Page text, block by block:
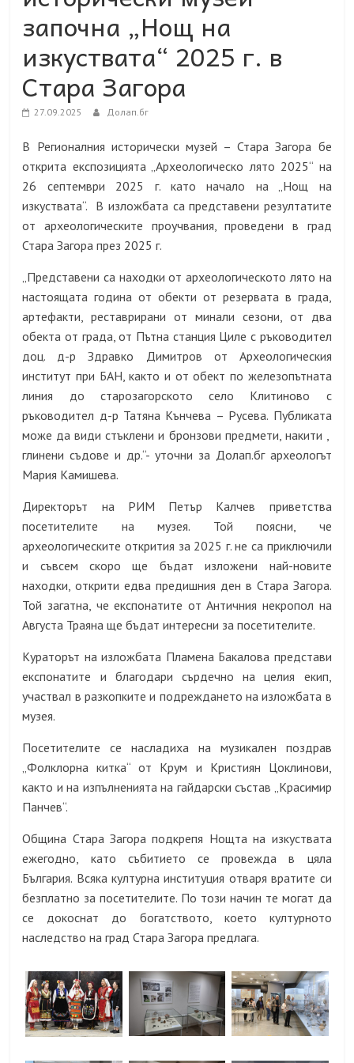
започна „Нощ на
изкуствата“ 2025 г. в
Стара Загора
27.09.2025 Долап.бг
В Регионалния исторически музей – Стара Загора бе
открита експозицията „Археологическо лято 2025“ на
26 септември 2025 г. като начало на „Нощ на
изкуствата“. В изложбата са представени резултатите
от археологическите проучвания, проведени в град
Стара Загора през 2025 г.
„Представени са находки от археологическото лято на
настоящата година от обекти от резервата в града,
артефакти, реставрирани от минали сезони, от два
обекта от града, от Пътна станция Циле с ръководител
доц. д-р Здравко Димитров от Археологическия
институт при БАН, както и от обект по железопътната
линия до старозагорското село Клитиново с
ръководител д-р Татяна Кънчева – Русева. Публиката
може да види стъклени и бронзови предмети, накити ,
глинени съдове и др.“- уточни за Долап.бг археологът
Мария Камишева.
Директорът на РИМ Петър Калчев приветства
посетителите на музея. Той поясни, че
археологическите открития за 2025 г. не са приключили
и съвсем скоро ще бъдат изложени най-новите
находки, открити едва предишния ден в Стара Загора.
Той загатна, че експонатите от Античния некропол на
Августа Траяна ще бъдат интересни за посетителите.
Кураторът на изложбата Пламена Бакалова представи
експонатите и благодари сърдечно на целия екип,
участвал в разкопките и подреждането на изложбата в
музея.
Посетителите се насладиха на музикален поздрав
„Фолклорна китка“ от Крум и Кристиян Цоклинови,
както и на изпълненията на гайдарски състав „Красимир
Панчев“.
Община Стара Загора подкрепя Нощта на изкуствата
ежегодно, като събитието се провежда в цяла
България. Всяка културна институция отваря вратите си
безплатно за посетителите. По този начин те могат да
се докоснат до богатството, което културното
наследство на град Стара Загора предлага.